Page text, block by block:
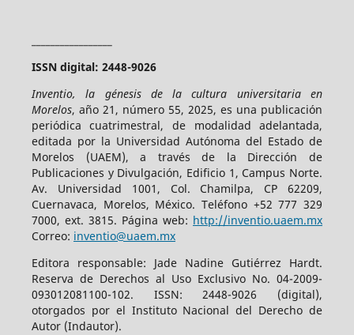
ISSN digital: 2448-9026
Inventio, la génesis de la cultura universitaria en
Morelos, año 21, número 55, 2025, es una publicación
periódica cuatrimestral, de modalidad adelantada,
editada por la Universidad Autónoma del Estado de
Morelos (UAEM), a través de la Dirección de
Publicaciones y Divulgación, Edificio 1, Campus Norte.
Av. Universidad 1001, Col. Chamilpa, CP 62209,
Cuernavaca, Morelos, México. Teléfono +52 777 329
7000, ext. 3815. Página web: http://inventio.uaem.mx
Correo: inventio@uaem.mx
Editora responsable: Jade Nadine Gutiérrez Hardt.
Reserva de Derechos al Uso Exclusivo No. 04-2009-
093012081100-102. ISSN: 2448-9026 (digital),
otorgados por el Instituto Nacional del Derecho de
Autor (Indautor).